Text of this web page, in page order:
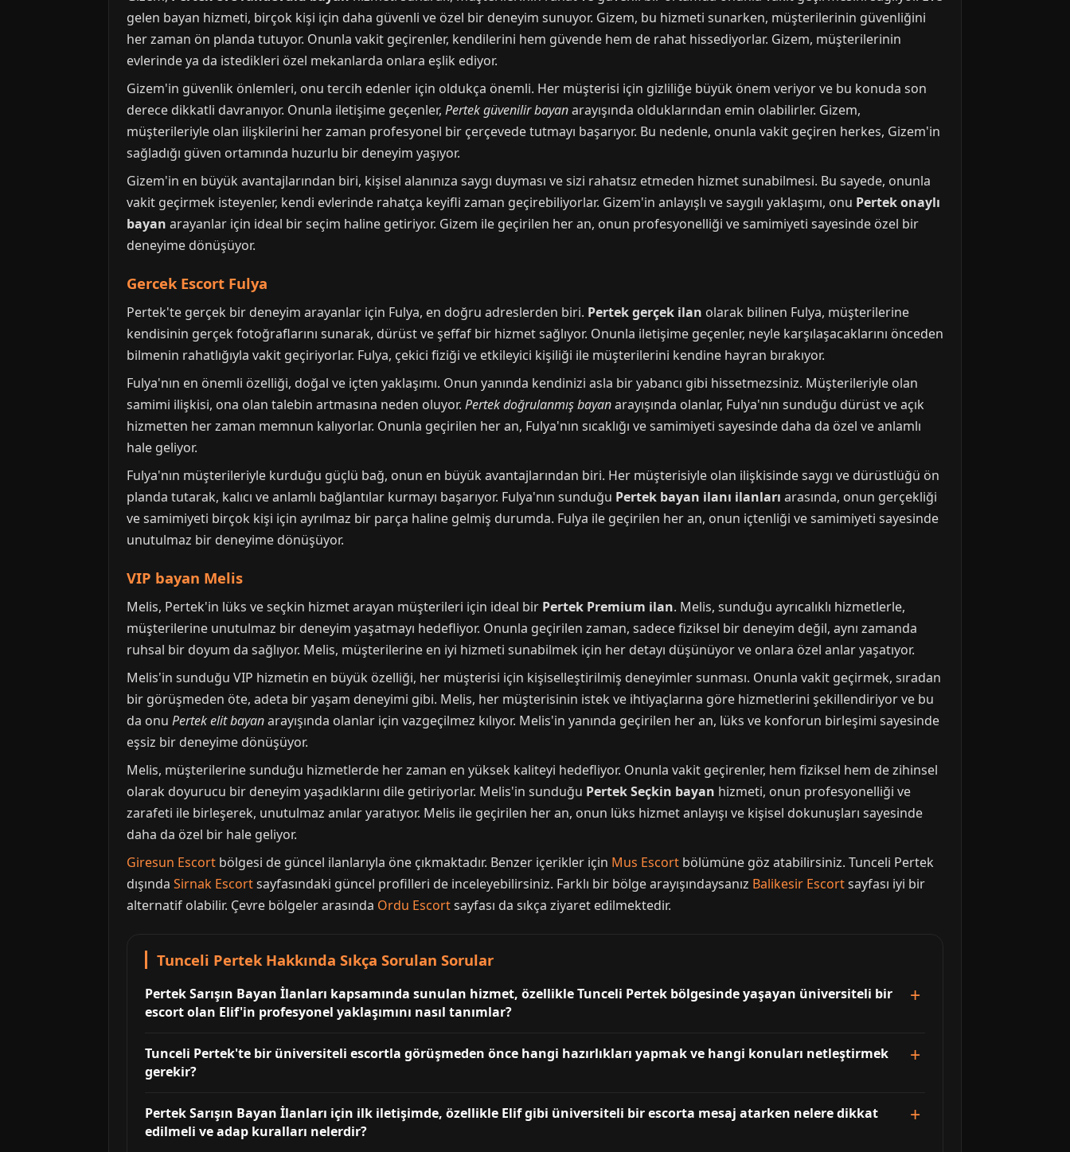
gelen bayan hizmeti, birçok kişi için daha güvenli ve özel bir deneyim sunuyor. Gizem, bu hizmeti sunarken, müşterilerinin güvenliğini
her zaman ön planda tutuyor. Onunla vakit geçirenler, kendilerini hem güvende hem de rahat hissediyorlar. Gizem, müşterilerinin
evlerinde ya da istedikleri özel mekanlarda onlara eşlik ediyor.
Gizem'in güvenlik önlemleri, onu tercih edenler için oldukça önemli. Her müşterisi için gizliliğe büyük önem veriyor ve bu konuda son
derece dikkatli davranıyor. Onunla iletişime geçenler, Pertek güvenilir bayanarayışında olduklarından emin olabilirler. Gizem,
müşterileriyle olan ilişkilerini her zaman profesyonel bir çerçevede tutmayı başarıyor. Bu nedenle, onunla vakit geçiren herkes, Gizem'in
sağladığı güven ortamında huzurlu bir deneyim yaşıyor.
Gizem'in en büyük avantajlarından biri, kişisel alanınıza saygı duyması ve sizi rahatsız etmeden hizmet sunabilmesi. Bu sayede, onunla
vakit geçirmek isteyenler, kendi evlerinde rahatça keyifli zaman geçirebiliyorlar. Gizem'in anlayışlı ve saygılı yaklaşımı, onu Pertek onaylı
bayan arayanlar için ideal bir seçim haline getiriyor. Gizem ile geçirilen her an, onun profesyonelliği ve samimiyeti sayesinde özel bir
deneyime dönüşüyor.
Gercek Escort Fulya
Pertek'te gerçek bir deneyim arayanlar için Fulya, en doğru adreslerden biri. Pertek gerçek ilan olarak bilinen Fulya, müşterilerine
kendisinin gerçek fotoğraflarını sunarak, dürüst ve şeffaf bir hizmet sağlıyor. Onunla iletişime geçenler, neyle karşılaşacaklarını önceden
bilmenin rahatlığıyla vakit geçiriyorlar. Fulya, çekici fiziği ve etkileyici kişiliği ile müşterilerini kendine hayran bırakıyor.
Fulya'nın en önemli özelliği, doğal ve içten yaklaşımı. Onun yanında kendinizi asla bir yabancı gibi hissetmezsiniz. Müşterileriyle olan
samimi ilişkisi, ona olan talebin artmasına neden oluyor. Pertek doğrulanmış bayanarayışında olanlar, Fulya'nın sunduğu dürüst ve açık
hizmetten her zaman memnun kalıyorlar. Onunla geçirilen her an, Fulya'nın sıcaklığı ve samimiyeti sayesinde daha da özel ve anlamlı
hale geliyor.
Fulya'nın müşterileriyle kurduğu güçlü bağ, onun en büyük avantajlarından biri. Her müşterisiyle olan ilişkisinde saygı ve dürüstlüğü ön
planda tutarak, kalıcı ve anlamlı bağlantılar kurmayı başarıyor. Fulya'nın sunduğu Pertek bayan ilanı ilanları arasında, onun gerçekliği
ve samimiyeti birçok kişi için ayrılmaz bir parça haline gelmiş durumda. Fulya ile geçirilen her an, onun içtenliği ve samimiyeti sayesinde
unutulmaz bir deneyime dönüşüyor.
VIP bayan Melis
Melis, Pertek'in lüks ve seçkin hizmet arayan müşterileri için ideal bir Pertek Premium ilan. Melis, sunduğu ayrıcalıklı hizmetlerle,
müşterilerine unutulmaz bir deneyim yaşatmayı hedefliyor. Onunla geçirilen zaman, sadece fiziksel bir deneyim değil, aynı zamanda
ruhsal bir doyum da sağlıyor. Melis, müşterilerine en iyi hizmeti sunabilmek için her detayı düşünüyor ve onlara özel anlar yaşatıyor.
Melis'in sunduğu VIP hizmetin en büyük özelliği, her müşterisi için kişiselleştirilmiş deneyimler sunması. Onunla vakit geçirmek, sıradan
bir görüşmeden öte, adeta bir yaşam deneyimi gibi. Melis, her müşterisinin istek ve ihtiyaçlarına göre hizmetlerini şekillendiriyor ve bu
da onu Pertek elit bayanarayışında olanlar için vazgeçilmez kılıyor. Melis'in yanında geçirilen her an, lüks ve konforun birleşimi sayesinde
eşsiz bir deneyime dönüşüyor.
Melis, müşterilerine sunduğu hizmetlerde her zaman en yüksek kaliteyi hedefliyor. Onunla vakit geçirenler, hem fiziksel hem de zihinsel
olarak doyurucu bir deneyim yaşadıklarını dile getiriyorlar. Melis'in sunduğu Pertek Seçkin bayan hizmeti, onun profesyonelliği ve
zarafeti ile birleşerek, unutulmaz anılar yaratıyor. Melis ile geçirilen her an, onun lüks hizmet anlayışı ve kişisel dokunuşları sayesinde
daha da özel bir hale geliyor.
Giresun Escort bölgesi de güncel ilanlarıyla öne çıkmaktadır. Benzer içerikler için Mus Escort bölümüne göz atabilirsiniz. Tunceli Pertek
dışında Sirnak Escortsayfasındaki güncel profilleri de inceleyebilirsiniz. Farklı bir bölge arayışındaysanız Balikesir Escortsayfası iyi bir
alternatif olabilir. Çevre bölgeler arasında Ordu Escortsayfası da sıkça ziyaret edilmektedir.
Tunceli Pertek Hakkında Sıkça Sorulan Sorular
Pertek Sarışın Bayan İlanları kapsamında sunulan hizmet, özellikle Tunceli Pertek bölgesinde yaşayan üniversiteli bir
escort olan Elif'in profesyonel yaklaşımını nasıl tanımlar?
Tunceli Pertek'te bir üniversiteli escortla görüşmeden önce hangi hazırlıkları yapmak ve hangi konuları netleştirmek
gerekir?
Pertek Sarışın Bayan İlanları için ilk iletişimde, özellikle Elif gibi üniversiteli bir escorta mesaj atarken nelere dikkat
edilmeli ve adap kuralları nelerdir?